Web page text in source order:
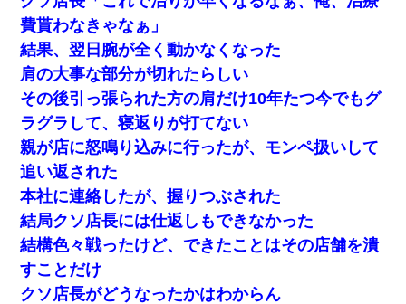
費貰わなきゃなぁ」
結果、翌日腕が全く動かなくなった
肩の大事な部分が切れたらしい
その後引っ張られた方の肩だけ10年たつ今でもグ
ラグラして、寝返りが打てない
親が店に怒鳴り込みに行ったが、モンペ扱いして
追い返された
本社に連絡したが、握りつぶされた
結局クソ店長には仕返しもできなかった
結構色々戦ったけど、できたことはその店舗を潰
すことだけ
クソ店長がどうなったかはわからん